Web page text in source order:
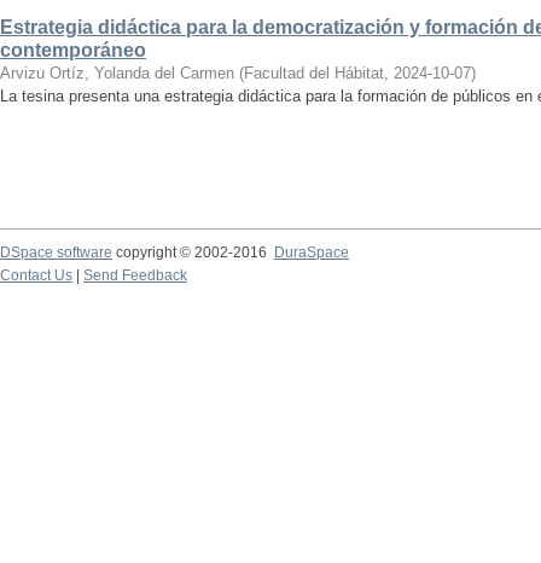
Estrategia didáctica para la democratización y formación
contemporáneo
Arvizu Ortíz, Yolanda del Carmen (Facultad del Hábitat, 2024-10-07)
La tesina presenta una estrategia didáctica para la formación de públicos en
DSpace software copyright © 2002-2016
DuraSpace
Contact Us
Send Feedback